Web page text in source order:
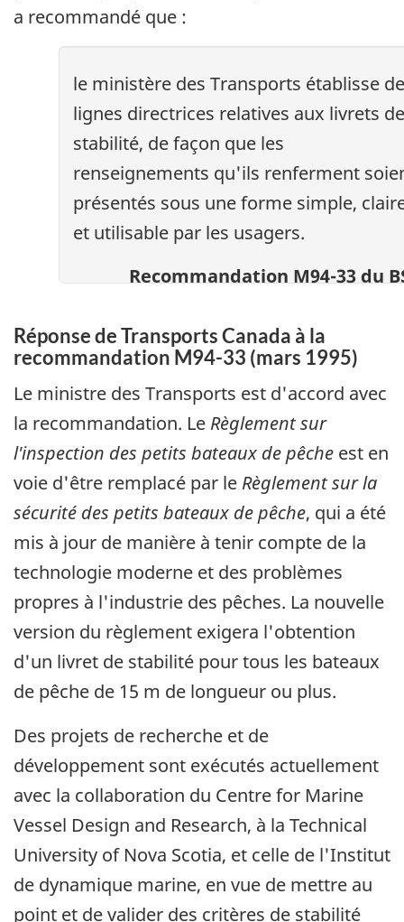
a recommandé que :
le ministère des Transports établisse
lignes directrices relatives aux livrets de
stabilité, de façon que les
renseignements qu'ils renferment
présentés sous une forme simple,
et utilisable par les usagers.
Recommandation M94-33 du
Réponse de Transports Canada à la
recommandation M94-33 (mars 1995)
Le ministre des Transports est d'accord avec
la recommandation. Le Règlement sur
l'inspection des petits bateaux de pêche est en
voie d'être remplacé par le Règlement sur la
sécurité des petits bateaux de pêche, qui a été
mis à jour de manière à tenir compte de la
technologie moderne et des problèmes
propres à l'industrie des pêches. La nouvelle
version du règlement exigera l'obtention
d'un livret de stabilité pour tous les bateaux
de pêche de 15 m de longueur ou plus.
Des projets de recherche et de
développement sont exécutés actuellement
avec la collaboration du Centre for Marine
Vessel Design and Research, à la Technical
University of Nova Scotia, et celle de l'Institut
de dynamique marine, en vue de mettre au
point et de valider des critères de stabilité